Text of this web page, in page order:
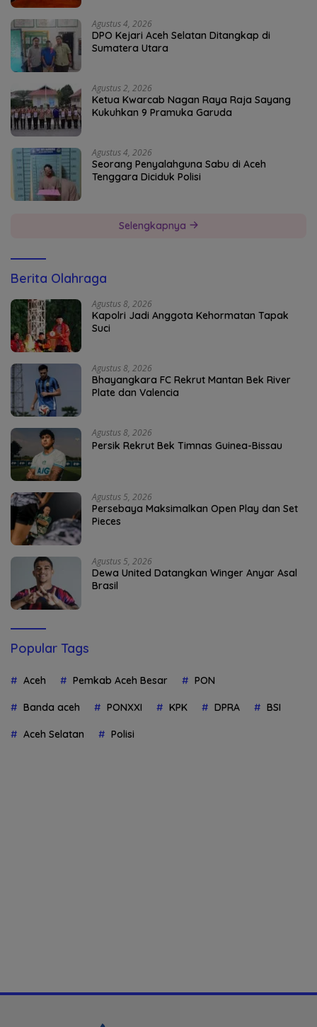
Agustus 4, 2026
DPO Kejari Aceh Selatan Ditangkap di
Sumatera Utara
Agustus 2, 2026
Ketua Kwarcab Nagan Raya Raja Sayang
Kukuhkan 9 Pramuka Garuda
Agustus 4, 2026
Seorang Penyalahguna Sabu di Aceh
Tenggara Diciduk Polisi
Selengkapnya
Berita Olahraga
Agustus 8, 2026
Kapolri Jadi Anggota Kehormatan Tapak
Suci
Agustus 8, 2026
Bhayangkara FC Rekrut Mantan Bek River
Plate dan Valencia
Agustus 8, 2026
Persik Rekrut Bek Timnas Guinea-Bissau
Agustus 5, 2026
Persebaya Maksimalkan Open Play dan Set
Pieces
Agustus 5, 2026
Dewa United Datangkan Winger Anyar Asal
Brasil
Popular Tags
Aceh Pemkab Aceh Besar PON
Banda aceh PONXXI KPK DPRA BSI
Aceh Selatan Polisi